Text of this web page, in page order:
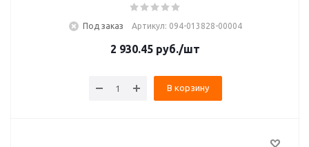
Под заказ Артикул: 094-013828-00004
2 930.45 руб./шт
В корзину